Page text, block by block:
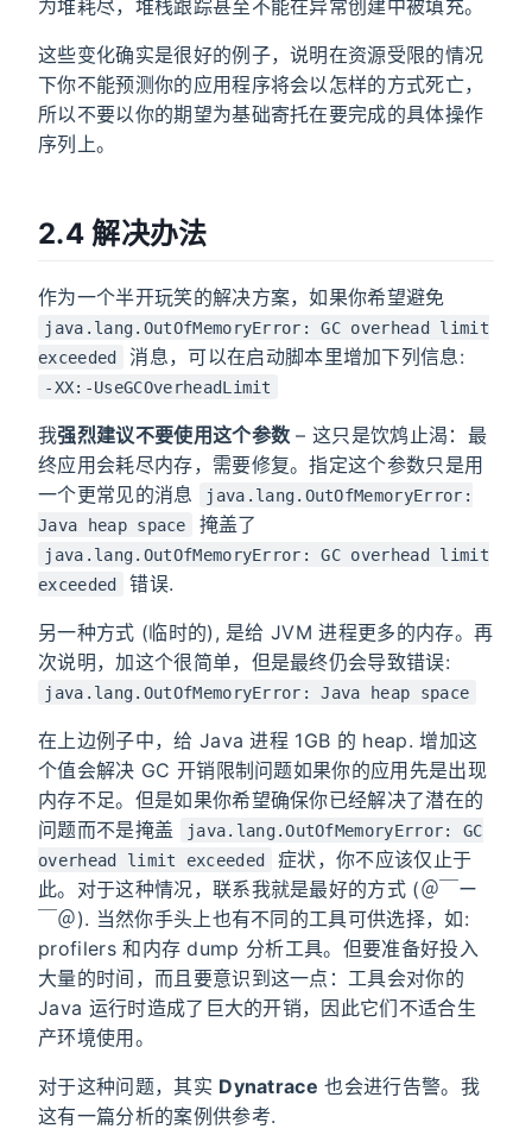
为堆耗尽，堆栈跟踪甚至不能在异常创建中被填充。
这些变化确实是很好的例子，说明在资源受限的情况
下你不能预测你的应用程序将会以怎样的方式死亡，
所以不要以你的期望为基础寄托在要完成的具体操作
序列上。
2.4 解决办法
作为一个半开玩笑的解决方案，如果你希望避免
java.lang.OutOfMemoryError: GC overhead limit
exceeded
消息，可以在启动脚本里增加下列信息:
-XX:-UseGCOverheadLimit
我强烈建议不要使用这个参数 – 这只是饮鸩止渴：最
终应用会耗尽内存，需要修复。指定这个参数只是用
一个更常见的消息
java.lang.OutOfMemoryError:
Java heap space
掩盖了
java.lang.OutOfMemoryError: GC overhead limit
exceeded
错误.
另一种方式 (临时的), 是给 JVM 进程更多的内存。再
次说明，加这个很简单，但是最终仍会导致错误:
java.lang.OutOfMemoryError: Java heap space
在上边例子中，给 Java 进程 1GB 的 heap. 增加这
个值会解决 GC 开销限制问题如果你的应用先是出现
内存不足。但是如果你希望确保你已经解决了潜在的
问题而不是掩盖
java.lang.OutOfMemoryError: GC
overhead limit exceeded
症状，你不应该仅止于
此。对于这种情况，联系我就是最好的方式 (＠￣ー
￣＠). 当然你手头上也有不同的工具可供选择，如:
profilers 和内存 dump 分析工具。但要准备好投入
大量的时间，而且要意识到这一点：工具会对你的
Java 运行时造成了巨大的开销，因此它们不适合生
产环境使用。
对于这种问题，其实 Dynatrace 也会进行告警。我
这有一篇分析的案例供参考.